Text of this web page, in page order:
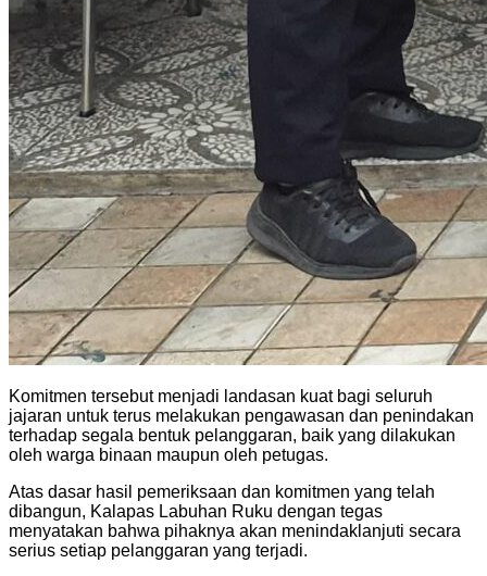
Komitmen tersebut menjadi landasan kuat bagi seluruh
jajaran untuk terus melakukan pengawasan dan penindakan
terhadap segala bentuk pelanggaran, baik yang dilakukan
oleh warga binaan maupun oleh petugas.
Atas dasar hasil pemeriksaan dan komitmen yang telah
dibangun, Kalapas Labuhan Ruku dengan tegas
menyatakan bahwa pihaknya akan menindaklanjuti secara
serius setiap pelanggaran yang terjadi.